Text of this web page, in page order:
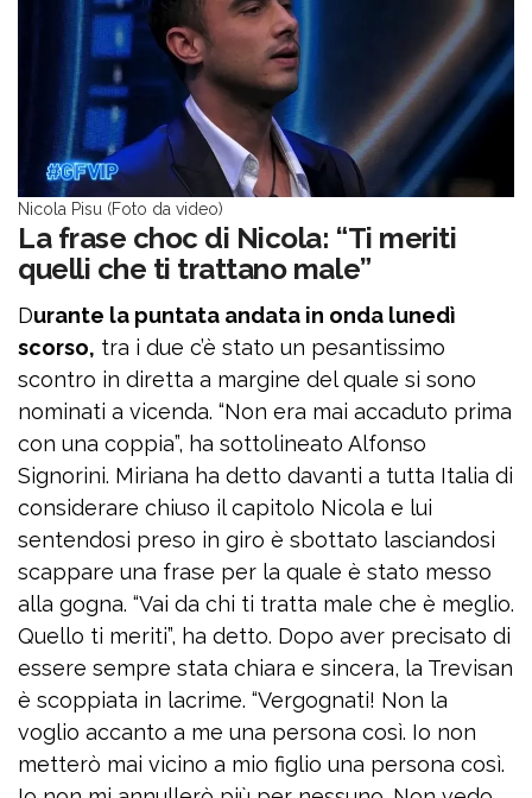
Nicola Pisu (Foto da video)
La frase choc di Nicola: “Ti meriti
quelli che ti trattano male”
Durante la puntata andata in onda lunedì
scorso, tra i due c’è stato un pesantissimo
scontro in diretta a margine del quale si sono
nominati a vicenda. “Non era mai accaduto prima
con una coppia”, ha sottolineato Alfonso
Signorini. Miriana ha detto davanti a tutta Italia di
considerare chiuso il capitolo Nicola e lui
sentendosi preso in giro è sbottato lasciandosi
scappare una frase per la quale è stato messo
alla gogna. “Vai da chi ti tratta male che è meglio.
Quello ti meriti”, ha detto. Dopo aver precisato di
essere sempre stata chiara e sincera, la Trevisan
è scoppiata in lacrime. “Vergognati! Non la
voglio accanto a me una persona così. Io non
metterò mai vicino a mio figlio una persona così.